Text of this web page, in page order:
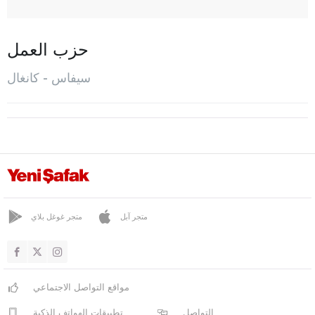
دوغان شنار
غول أوفا
هافيك
إيمرانلي
كويول حصار
المركز
حزب العمل
سيفاس - كانغال
متجر غوغل بلاي متجر آبل
مواقع التواصل الاجتماعي
تطبيقات الهواتف الذكية التواصل